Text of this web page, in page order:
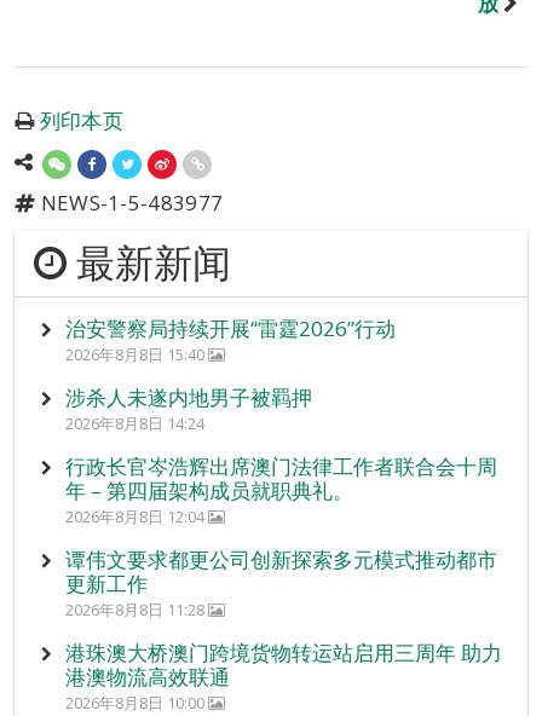
列印本页
NEWS-1-5-483977
最新新闻
治安警察局持续开展“雷霆2026”行动
2026年8月8日 15:40
涉杀人未遂内地男子被羁押
2026年8月8日 14:24
行政长官岑浩辉出席澳门法律工作者联合会十周
年 – 第四届架构成员就职典礼。
2026年8月8日 12:04
谭伟文要求都更公司创新探索多元模式推动都市
更新工作
2026年8月8日 11:28
港珠澳大桥澳门跨境货物转运站启用三周年 助力
港澳物流高效联通
2026年8月8日 10:00